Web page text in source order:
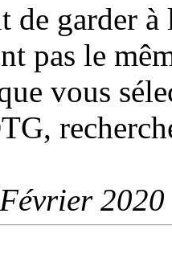
de garder à
pas le
vous